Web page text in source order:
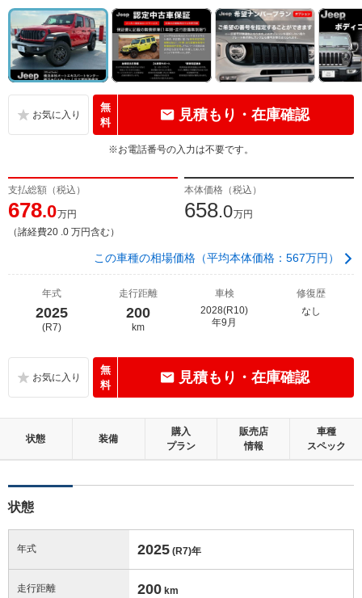
無
料
見積もり・在庫確認
※お電話番号の入力は不要です。
支払総額（税込）
678.0万円
（諸経費20 .0 万円含む）
本体価格（税込）
658.0万円
この車種の相場価格（平均本体価格：567万円）
年式
2025
(R7)
走行距離
200
km
車検
2028(R10)
年9月
修復歴
なし
無
料
見積もり・在庫確認
状態 装備
購入
プラン
販売店
情報
車種
スペック
状態
年式 2025 (R7)年
走行距離 200 km